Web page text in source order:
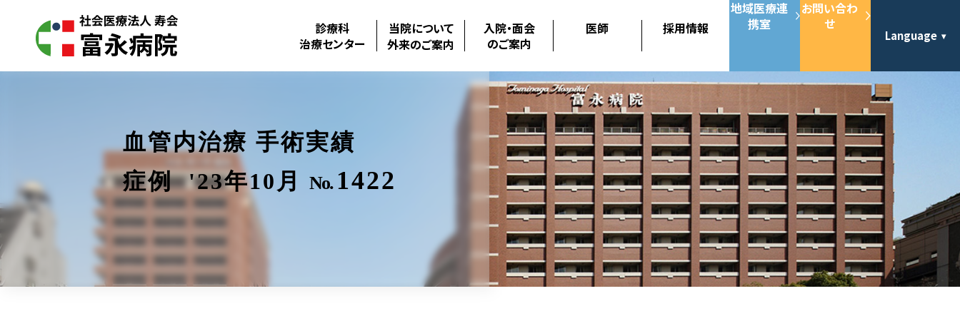
診療科
治療センター
当院について
外来のご案内
入院・面会
のご案内
医師 採用情報
地域医療連
携室
お問い合わ
せ
Language
血管内治療 手術実績
症例 '23年10月
No. 1422